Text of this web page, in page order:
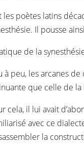
les poètes latins
Il pousse
de la
à peu, les arcanes
que celle de la
cela, il lui avait
avec ce
la